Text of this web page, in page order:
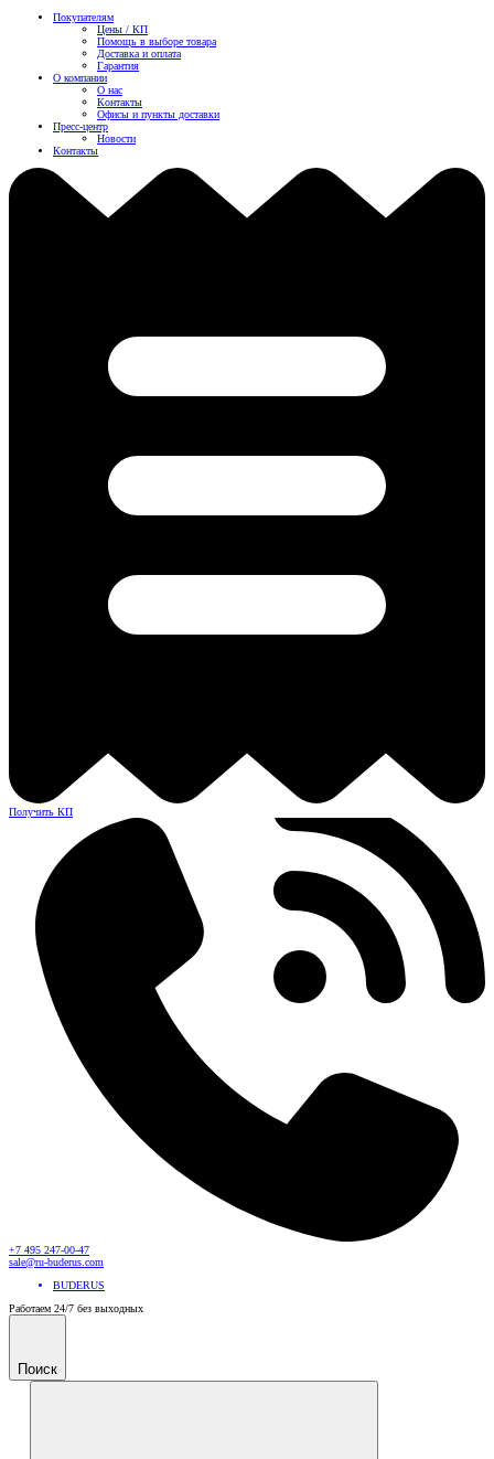
Покупателям
Цены / КП
Помощь в выборе товара
Доставка и оплата
Гарантия
О компании
О нас
Контакты
Офисы и пункты доставки
Пресс-центр
Новости
Контакты
Получить КП
+7 495 247-00-47
sale@ru-buderus.com
BUDERUS
Работаем 24/7 без выходных
Поиск